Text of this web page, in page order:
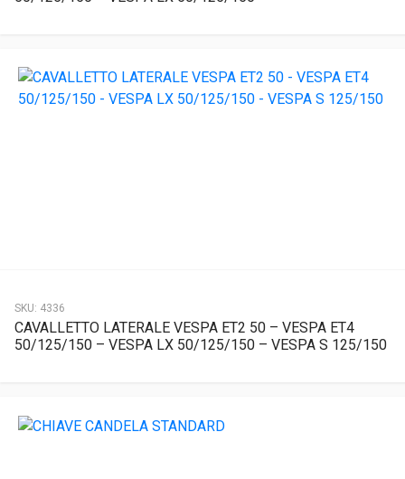
SKU: 4336
CAVALLETTO LATERALE VESPA ET2 50 – VESPA ET4
50/125/150 – VESPA LX 50/125/150 – VESPA S 125/150